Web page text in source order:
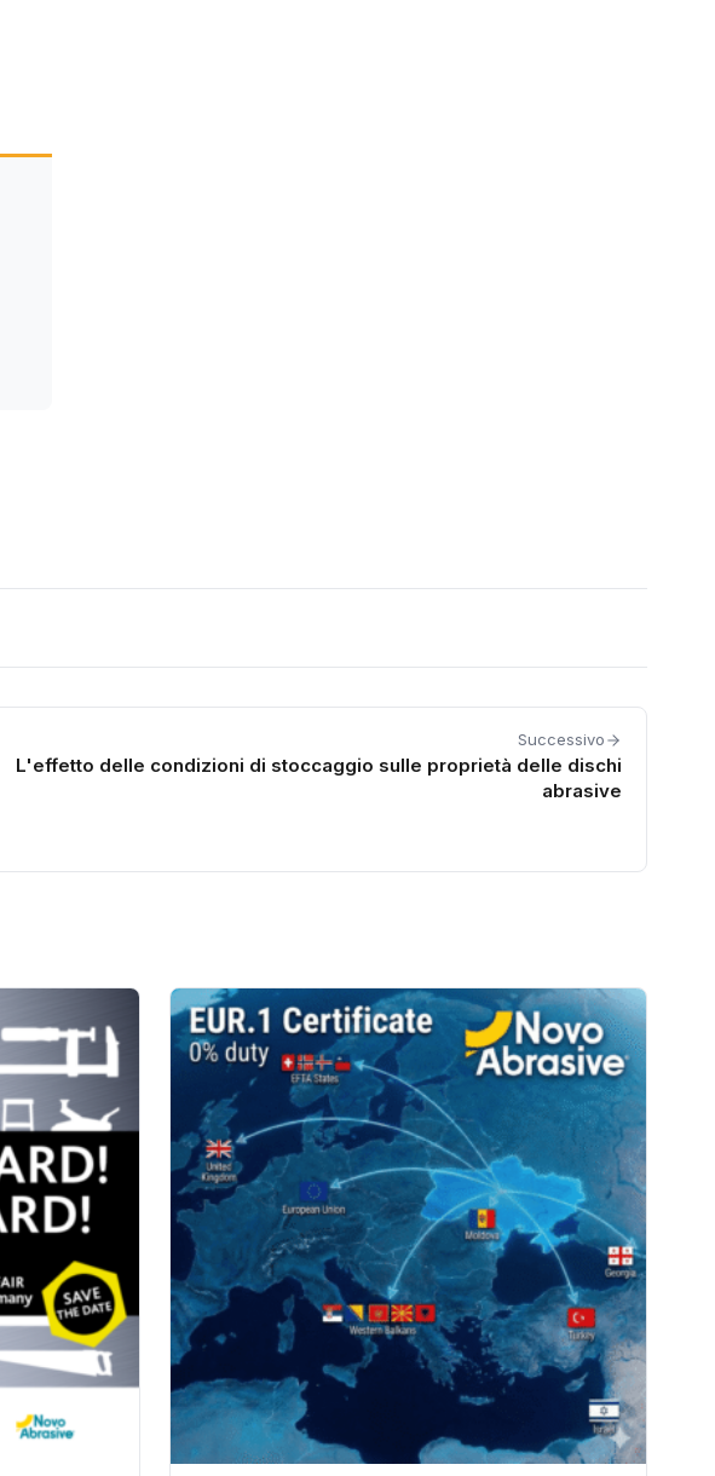
Successivo
L'effetto delle condizioni di stoccaggio sulle proprietà delle dischi
abrasive